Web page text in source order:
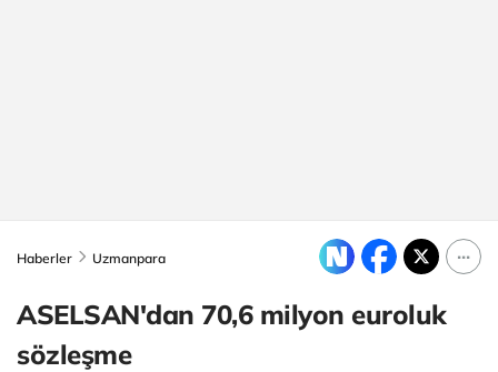
Haberler Uzmanpara
ASELSAN'dan 70,6 milyon euroluk
sözleşme